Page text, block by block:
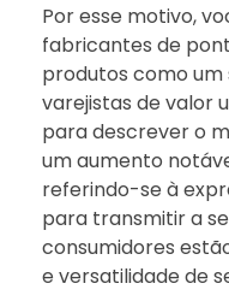
Por esse motivo,
fabricantes de
produtos como um
varejistas de valor
para descrever o
um aumento
referindo-se à
para transmitir a
consumidores
e versatilidade de